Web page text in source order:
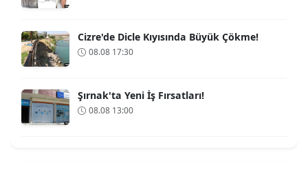
Cizre'de Dicle Kıyısında Büyük Çökme!
08.08 17:30
Şırnak'ta Yeni İş Fırsatları!
08.08 13:00